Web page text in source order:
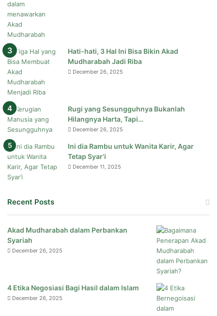
Hati-hati, 3 Hal Ini Bisa Bikin Akad
Mudharabah Jadi Riba
December 26, 2025
Rugi yang Sesungguhnya Bukanlah
Hilangnya Harta, Tapi…
December 26, 2025
Ini dia Rambu untuk Wanita Karir, Agar
Tetap Syar’i
December 11, 2025
Recent Posts
Akad Mudharabah dalam Perbankan
Syariah
December 26, 2025
4 Etika Negosiasi Bagi Hasil dalam Islam
December 26, 2025